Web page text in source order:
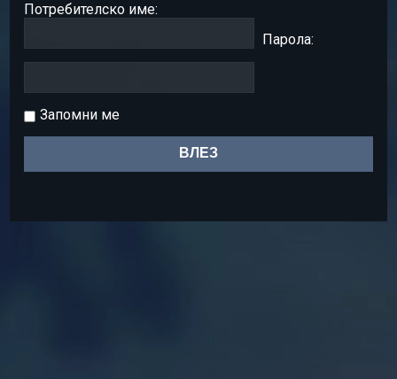
Потребителско име:
Парола:
Запомни ме